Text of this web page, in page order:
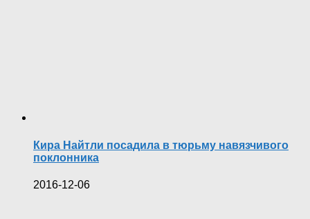
Кира Найтли посадила в тюрьму навязчивого
поклонника
2016-12-06